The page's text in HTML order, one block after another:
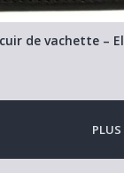
de vachette –